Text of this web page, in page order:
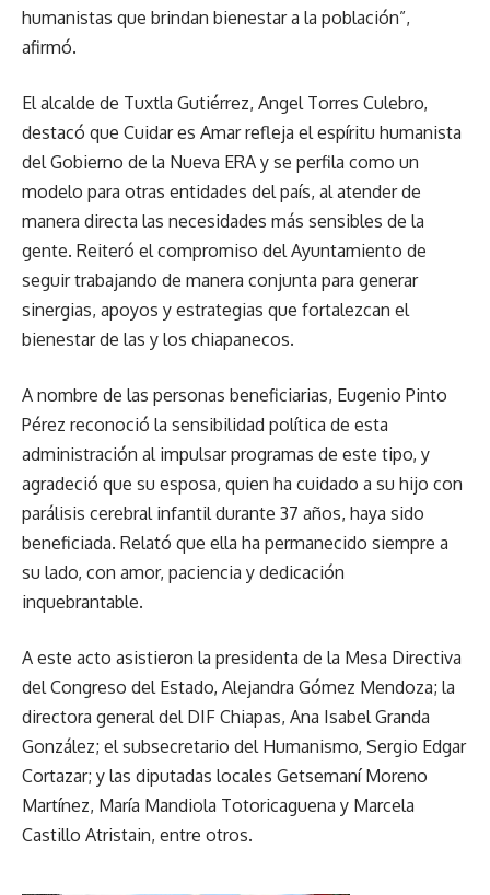
humanistas que brindan bienestar a la población”,
afirmó.
El alcalde de Tuxtla Gutiérrez, Angel Torres Culebro,
destacó que Cuidar es Amar refleja el espíritu humanista
del Gobierno de la Nueva ERA y se perfila como un
modelo para otras entidades del país, al atender de
manera directa las necesidades más sensibles de la
gente. Reiteró el compromiso del Ayuntamiento de
seguir trabajando de manera conjunta para generar
sinergias, apoyos y estrategias que fortalezcan el
bienestar de las y los chiapanecos.
A nombre de las personas beneficiarias, Eugenio Pinto
Pérez reconoció la sensibilidad política de esta
administración al impulsar programas de este tipo, y
agradeció que su esposa, quien ha cuidado a su hijo con
parálisis cerebral infantil durante 37 años, haya sido
beneficiada. Relató que ella ha permanecido siempre a
su lado, con amor, paciencia y dedicación
inquebrantable.
A este acto asistieron la presidenta de la Mesa Directiva
del Congreso del Estado, Alejandra Gómez Mendoza; la
directora general del DIF Chiapas, Ana Isabel Granda
González; el subsecretario del Humanismo, Sergio Edgar
Cortazar; y las diputadas locales Getsemaní Moreno
Martínez, María Mandiola Totoricaguena y Marcela
Castillo Atristain, entre otros.